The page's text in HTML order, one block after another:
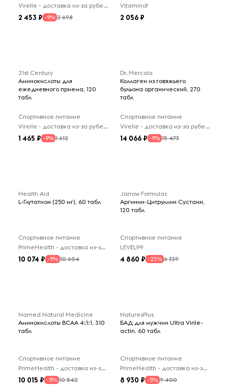
Virelle - доставка из-за рубежа
2 453 -9% 2 698
Vitaminof
2 056
21st Century
Аминокислоты для
ежедневного приема, 120
табл
Спортивное питание
Virelle - доставка из-за рубежа
1 465 -9% 1 612
Dr. Mercola
Коллаген из говяжьего
бульона органический, 270
табл
Спортивное питание
Virelle - доставка из-за рубежа
14 066 -9% 15 473
Health Aid
L-Глутатион (250 мг), 60 табл
Спортивное питание
PrimeHealth - доставка из-за рубежа
10 074 -5% 10 604
Jarrow Formulas
Аргинин-Цитруллин Сустаин,
120 табл
Спортивное питание
LEVEL99
4 860 -23% 6 339
Named Natural Medicine
Аминокислоты BCAA 4:1:1, 310
табл
Спортивное питание
PrimeHealth - доставка из-за рубежа
10 015 -5% 10 542
NaturesPlus
БАД для мужчин Ultra Virile-
actin, 60 табл
Спортивное питание
PrimeHealth - доставка из-за рубежа
8 930 -5% 9 400